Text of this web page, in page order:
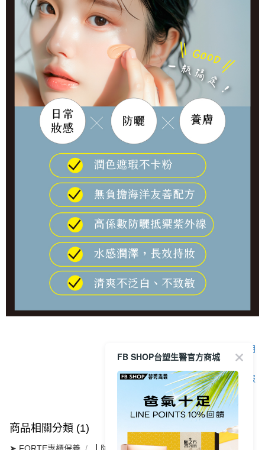
顯示電腦版詳細說明
客服
商品相關分類 (1)
FB SHOP台塑生醫官方商城